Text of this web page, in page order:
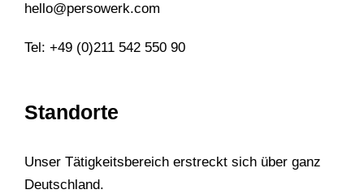
hello@persowerk.com
Tel: +49 (0)211 542 550 90
Standorte
Unser Tätigkeitsbereich erstreckt sich über ganz
Deutschland.